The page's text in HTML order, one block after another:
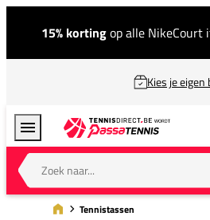
15% kortingop alle NikeCourt
Kies je eigen
Zoek naar...
Tennistassen